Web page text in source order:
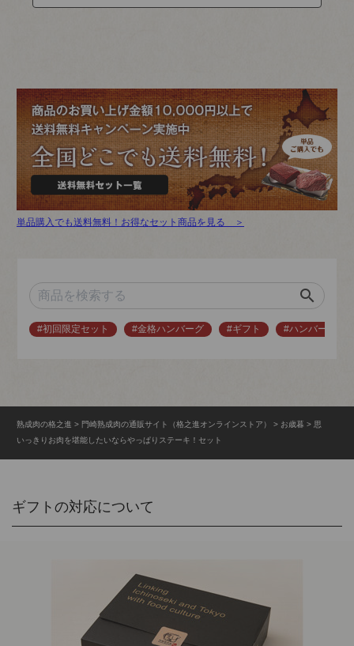
単品購入でも送料無料！お得なセット商品を見る ＞
search
#初回限定セット #金格ハンバーグ #ギフト #ハンバーグ
熟成肉の格之進 門崎熟成肉の通販サイト（格之進オンラインストア） お歳暮
思
いっきりお肉を堪能したいならやっぱりステーキ！セット
ギフトの対応について